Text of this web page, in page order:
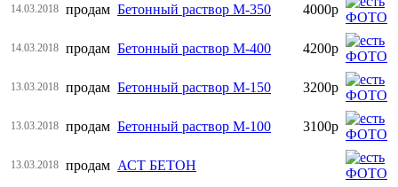
14.03.2018 продам Бетонный раствор М-350 4000р
14.03.2018 продам Бетонный раствор М-400 4200р
13.03.2018 продам Бетонный раствор М-150 3200р
13.03.2018 продам Бетонный раствор М-100 3100р
13.03.2018 продам АСТ БЕТОН